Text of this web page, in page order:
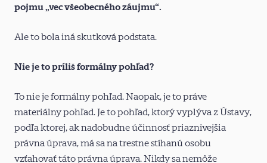
pojmu „vec všeobecného záujmu“.
Ale to bola iná skutková podstata.
Nie je to príliš formálny pohľad?
To nie je formálny pohľad. Naopak, je to práve
materiálny pohľad. Je to pohľad, ktorý vyplýva z Ústavy,
podľa ktorej, ak nadobudne účinnosť priaznivejšia
právna úprava, má sa na trestne stíhanú osobu
vzťahovať táto právna úprava. Nikdy sa nemôže